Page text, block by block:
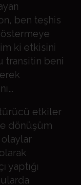
ben teşhis
ki etkisini
transitin beni
etkiler
dönüşüm
yaptığı